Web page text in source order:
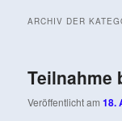
ARCHIV DER
Teilnahme
Veröffentlicht am18.